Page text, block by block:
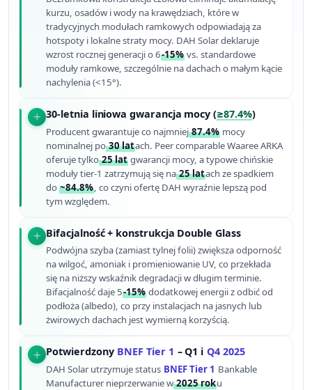
kurzu, osadów i wody na krawędziach, które w
tradycyjnych modułach ramkowych odpowiadają za
hotspoty i lokalne straty mocy. DAH Solar deklaruje
wzrost rocznej generacji o 6-15% vs. standardowe
moduły ramkowe, szczególnie na dachach o małym kącie
nachylenia (<15°).
30-letnia liniowa gwarancja mocy (≥87.4%)
Producent gwarantuje co najmniej87.4% mocy
nominalnej po30 latach. Peer comparable Waaree ARKA
oferuje tylko25 lat gwarancji mocy, a typowe chińskie
moduły tier-1 zatrzymują się na25 latach ze spadkiem
do~84.8%, co czyni ofertę DAH wyraźnie lepszą pod
tym względem.
Bifacjalność + konstrukcja Double Glass
Podwójna szyba (zamiast tylnej folii) zwiększa odporność
na wilgoć, amoniak i promieniowanie UV, co przekłada
się na niższy wskaźnik degradacji w długim terminie.
Bifacjalność daje 5-15% dodatkowej energii z odbić od
podłoża (albedo), co przy instalacjach na jasnych lub
żwirowych dachach jest wymierną korzyścią.
Potwierdzony BNEF Tier 1 – Q1 i Q4 2025
DAH Solar utrzymuje status BNEF Tier 1 Bankable
Manufacturer nieprzerwanie w2025 roku